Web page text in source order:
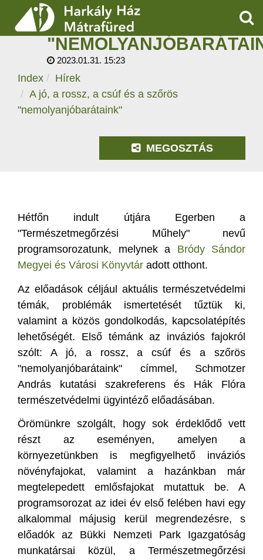
SZOLGÁLTATÁSOK
PROGRAMOK
HÍREK
A JÓ, A ROSSZ, A
CSÚF ÉS A SZŐRÖS
2023.01.31. 15:23
Index
Hírek
A jó, a rossz, a csúf és a szőrös
"nemolyanjóbarátaink"
MEGOSZTÁS
Hétfőn indult útjára Egerben a
"Természetmegőrzési Műhely" nevű
programsorozatunk, melynek a Bródy Sándor
Megyei és Városi Könyvtár adott otthont.
Az előadások céljául aktuális természetvédelmi
témák, problémák ismertetését tűztük ki,
valamint a közös gondolkodás, kapcsolatépítés
lehetőségét. Első témánk az inváziós fajokról
szólt: A jó, a rossz, a csúf és a szőrös
"nemolyanjóbarátaink" címmel, Schmotzer
András kutatási szakreferens és Hák Flóra
természetvédelmi ügyintéző előadásában.
Örömünkre szolgált, hogy sok érdeklődő vett
részt az eseményen, amelyen a
környezetünkben is megfigyelhető inváziós
növényfajokat, valamint a hazánkban már
megtelepedett emlősfajokat mutattuk be. A
programsorozat az idei év első felében havi egy
alkalommal májusig kerül megrendezésre, s
előadók az Bükki Nemzeti Park Igazgatóság
munkatársai közül, a Természetmegőrzési